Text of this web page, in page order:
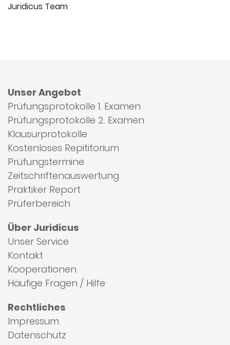
Juridicus Team
Unser Angebot
Prüfungsprotokolle 1. Examen
Prüfungsprotokolle 2. Examen
Klausurprotokolle
Kostenloses Repititorium
Prüfungstermine
Zeitschriftenauswertung
Praktiker Report
Prüferbereich
Über Juridicus
Unser Service
Kontakt
Kooperationen
Häufige Fragen / Hilfe
Rechtliches
Impressum
Datenschutz